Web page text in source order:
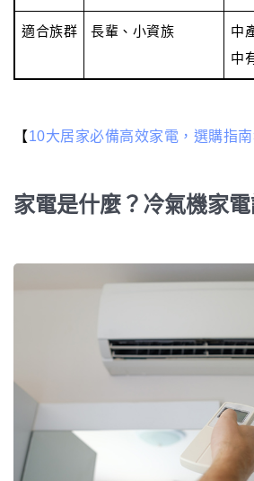
適合族群 長輩、小資族
中
中
【10大居家必備高效家電，選購指南
家電是什麼？冷氣機家